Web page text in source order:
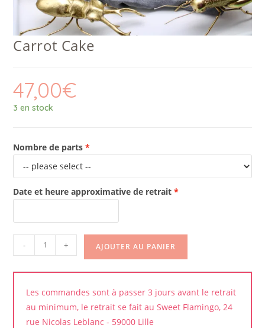
Carrot Cake
47,00€
3 en stock
Nombre de parts
Date et heure approximative de retrait
quantité
de
Carrot
- + AJOUTER AU PANIER
Les commandes sont à passer 3 jours avant le retrait
au minimum, le retrait se fait au Sweet Flamingo, 24
rue Nicolas Leblanc - 59000 Lille